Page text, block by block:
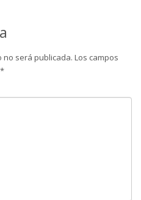
no será publicada. Los campos
*